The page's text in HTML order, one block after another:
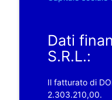
Dati
S.R.L.:
Il fatturato di
2.303.210,00.